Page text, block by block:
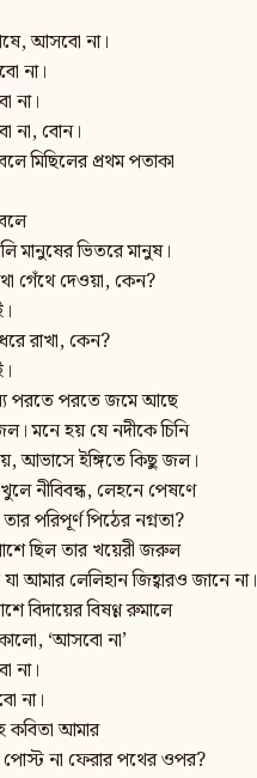
আসবো না।
না।
না।
না, বোন।
মিছিলের প্রথম পতাকা
মানুষের ভিতরে মানুষ।
গেঁথে দেওয়া, কেন?
রাখা, কেন?
পরতে পরতে জমে আছে
মনে হয় যে নদীকে চিনি
আভাসে ইঙ্গিতে কিছু জল।
নীবিবন্ধ, লেহনে পেষণে
পরিপূর্ণ পিঠের নগ্নতা?
ছিল তার খয়েরী জরুল
আমার লেলিহান জিহ্বারও জানে না।
বিদায়ের বিষণ্ণ রুমালে
‘আসবো না’
না।
না।
কবিতা আমার
পোস্ট না ফেরার পথের ওপর?